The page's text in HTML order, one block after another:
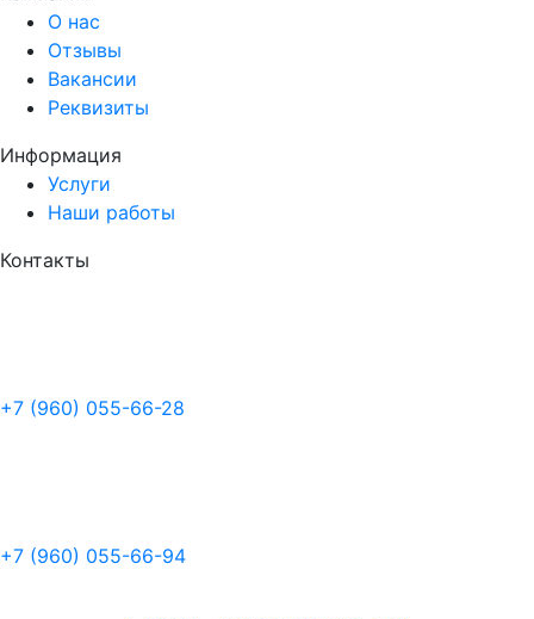
О нас
Отзывы
Вакансии
Реквизиты
Информация
Услуги
Наши работы
Контакты
+7 (960) 055-66-28
+7 (960) 055-66-94